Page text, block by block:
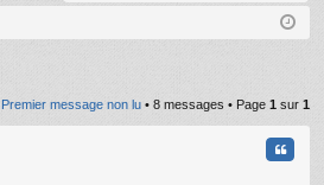
cri
Premier message non lu • 8 messages • Page 1 sur 1